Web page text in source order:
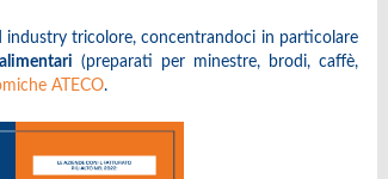
industry tricolore, concentrandoci in particolare
(preparati per minestre, brodi, caffè,
ATECO.